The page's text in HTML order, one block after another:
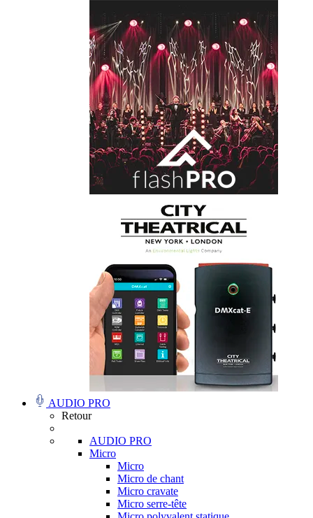
AUDIO PRO
Retour
AUDIO PRO
Micro
Micro
Micro de chant
Micro cravate
Micro serre-tête